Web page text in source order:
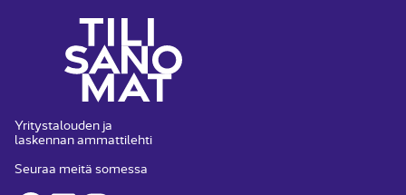
Yritystalouden ja
laskennan ammattilehti
Seuraa meitä somessa